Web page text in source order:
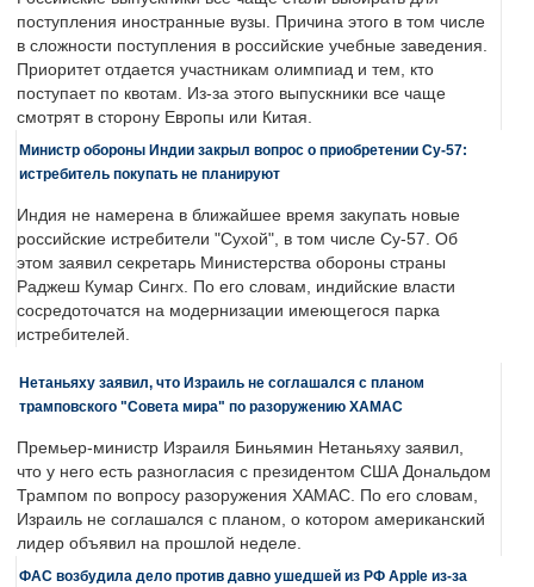
поступления иностранные вузы. Причина этого в том числе
в сложности поступления в российские учебные заведения.
Приоритет отдается участникам олимпиад и тем, кто
поступает по квотам. Из-за этого выпускники все чаще
смотрят в сторону Европы или Китая.
Министр обороны Индии закрыл вопрос о приобретении Су-57:
истребитель покупать не планируют
Индия не намерена в ближайшее время закупать новые
российские истребители "Сухой", в том числе Су-57. Об
этом заявил секретарь Министерства обороны страны
Раджеш Кумар Сингх. По его словам, индийские власти
сосредоточатся на модернизации имеющегося парка
истребителей.
Нетаньяху заявил, что Израиль не соглашался с планом
трамповского "Совета мира" по разоружению ХАМАС
Премьер-министр Израиля Биньямин Нетаньяху заявил,
что у него есть разногласия с президентом США Дональдом
Трампом по вопросу разоружения ХАМАС. По его словам,
Израиль не соглашался с планом, о котором американский
лидер объявил на прошлой неделе.
ФАС возбудила дело против давно ушедшей из РФ Apple из-за